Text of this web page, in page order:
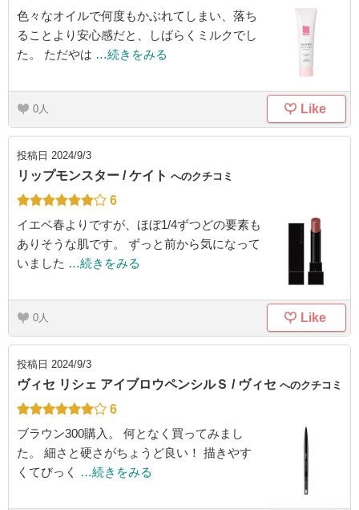
色々なオイルで何度もかぶれてしまい、落ち
ることより安心感だと、しばらくミルクでし
た。 ただやは …続きをみる
0 Like
投稿日 2024/9/3
リップモンスター / ケイト へのクチコミ
6
イエベ春よりですが、ほぼ1/4ずつどの要素も
ありそうな肌です。 ずっと前から気になって
いました …続きをみる
0 Like
投稿日 2024/9/3
ヴィセ リシェ アイブロウペンシルＳ / ヴィセ へのクチコミ
6
ブラウン300購入。 何となく買ってみまし
た。 細さと硬さがちょうど良い！ 描きやす
くてびっく
…続きをみる